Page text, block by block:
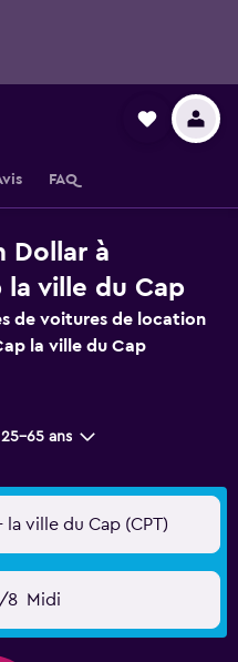
FAQ
Dollar à
ville du Cap
de voitures de location
la ville du Cap
25-65 ans
la ville du Cap (CPT)
8 Midi